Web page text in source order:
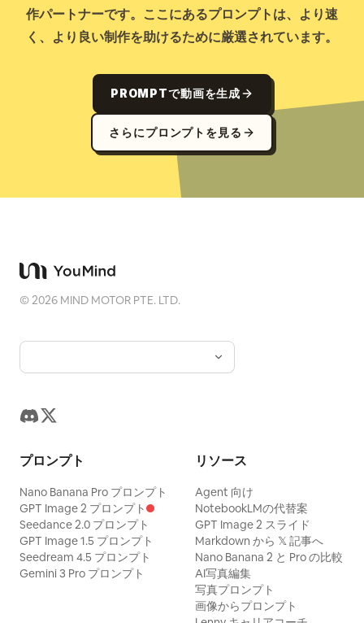
作パートナーです。ここにあるプロンプトは、より速
く、より良い制作を助けるために厳選されています。
PROMPTで動画を生成
さらにプロンプトを見る
©2026 MIND MOTOR PTE. LTD.
プロンプト
Nano Banana Pro プロンプト
GPT Image 2 プロンプト
Seedance 2.0 プロンプト
GPT Image 1.5 プロンプト
Seedream 4.5 プロンプト
Gemini 3 Pro プロンプト
リソース
Agent 向け
NotebookLMの代替案
GPT Image 2 スライド
Markdown から 𝕏 記事へ
Nano Banana 2 と Pro の比較
AI写真編集
写真プロンプト
画像からプロンプト